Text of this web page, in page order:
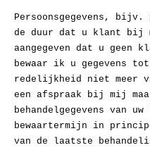
springen
Persoonsgegevens,
de duur dat u klant bij
aangegeven dat u geen
bewaar ik u gegevens
redelijkheid niet meer
een afspraak bij mij
behandelgegevens van
bewaartermijn in
van de laatste